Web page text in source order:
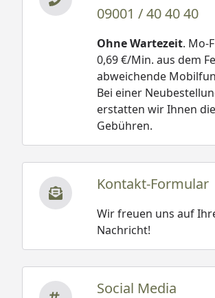
09001 / 40 40 40
Ohne Wartezeit. Mo-
0,69 €/Min. aus dem
abweichende
Bei einer
erstatten wir Ihnen
Gebühren.
Kontakt-Formular
Wir freuen uns auf
Nachricht!
Social Media